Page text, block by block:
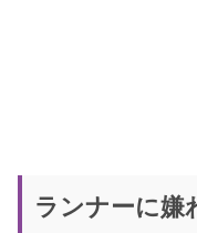
ランナーに嫌